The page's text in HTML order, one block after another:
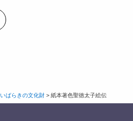
いばらきの文化財> 紙本著色聖徳太子絵伝